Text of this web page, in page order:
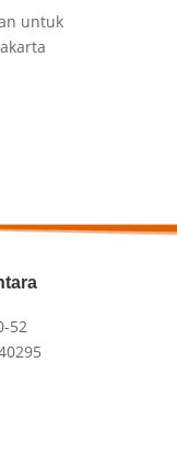
untuk
52